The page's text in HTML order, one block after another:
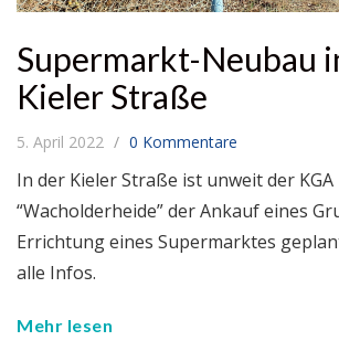
Supermarkt-Neubau
Kieler Straße
5. April 2022 0 Kommentare
In der Kieler Straße ist unweit der KGA
“Wacholderheide” der Ankauf eines
Errichtung eines Supermarktes
alle Infos.
Mehr lesen